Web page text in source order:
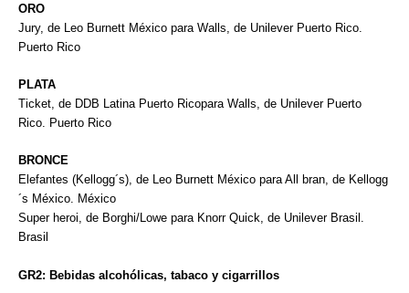
ORO
Jury, de Leo Burnett México para Walls, de Unilever Puerto Rico.
Puerto Rico
PLATA
Ticket, de DDB Latina Puerto Ricopara Walls, de Unilever Puerto
Rico. Puerto Rico
BRONCE
Elefantes (Kellogg´s), de Leo Burnett México para All bran, de Kellogg
´s México. México
Super heroi, de Borghi/Lowe para Knorr Quick, de Unilever Brasil.
Brasil
GR2: Bebidas alcohólicas, tabaco y cigarrillos